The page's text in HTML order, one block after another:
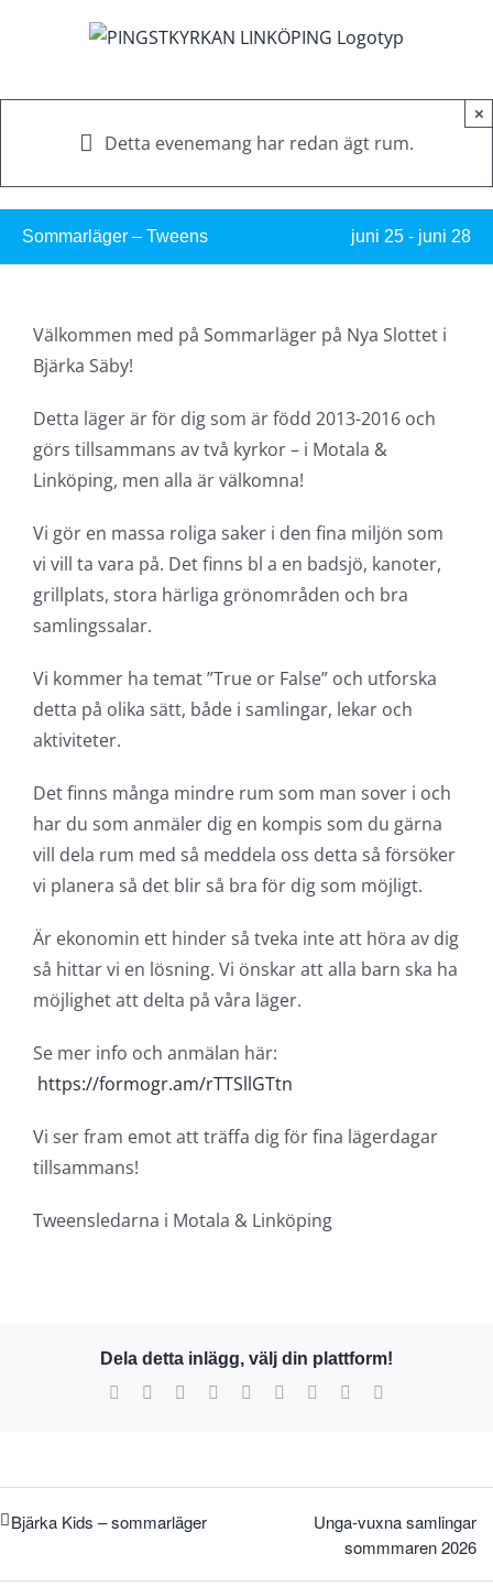
Detta evenemang har redan ägt rum.
×
Sommarläger – Tweens juni 25 - juni 28
Välkommen med på Sommarläger på Nya Slottet i
Bjärka Säby!
Detta läger är för dig som är född 2013-2016 och
görs tillsammans av två kyrkor – i Motala &
Linköping, men alla är välkomna!
Vi gör en massa roliga saker i den fina miljön som
vi vill ta vara på. Det finns bl a en badsjö, kanoter,
grillplats, stora härliga grönområden och bra
samlingssalar.
Vi kommer ha temat ”True or False” och utforska
detta på olika sätt, både i samlingar, lekar och
aktiviteter.
Det finns många mindre rum som man sover i och
har du som anmäler dig en kompis som du gärna
vill dela rum med så meddela oss detta så försöker
vi planera så det blir så bra för dig som möjligt.
Är ekonomin ett hinder så tveka inte att höra av dig
så hittar vi en lösning. Vi önskar att alla barn ska ha
möjlighet att delta på våra läger.
Se mer info och anmälan här:
https://formogr.am/rTTSllGTtn
Vi ser fram emot att träffa dig för fina lägerdagar
tillsammans!
Tweensledarna i Motala & Linköping
Dela detta inlägg, välj din plattform!
Facebook Reddit LinkedInWhatsApp
TumblrPinterest
Bjärka Kids – sommarläger
Unga-vuxna samlingar
sommmaren 2026